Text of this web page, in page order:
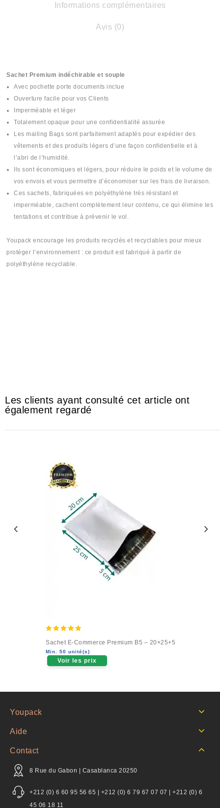
Informations complémentaires
Avis (0)
Sachet Premium indéchirable et souple
Avec pochette porte documents inclue
Ouverture facile pour vos Clients
Imperméable et léger
Totalement opaque pour une confidentialité assurée
Les mailing Bags sont parfaitement adaptés pour expédier des
vêtements et des produits légers d’une façon confidentielle et à
l’abri de l’humidité.
Ils sont économiques et légers, pour réduire le poids et le volume de
vos envois et vous permettre d’économiser sur les frais de livraison.
Ces sachets, fabriquées en polyéthylène très résistant et
imperméable, cachent complètement leur contenu, ce qui élimine les
tentations et contribue à prévenir le vol.
Youpack encourage les produits recyclés et recyclables pour mieux
protéger l’environnement : ce produit est fabriqué à partir de
polyéthylène recyclable.
Les clients ayant consulté cet article ont
également regardé
out of 5
Sachet E-Commerce Premium B5 – 20×25+5
Min. 50 unité(s)
Voir les prix
Youpack
Aide
Contact
8 Rue du Gabon | Casablanca 20250
+212 (0) 6 60 95 56 65 | +212 (0) 6 79 67 07 07 | +212 (0) 6
45 06 18 11